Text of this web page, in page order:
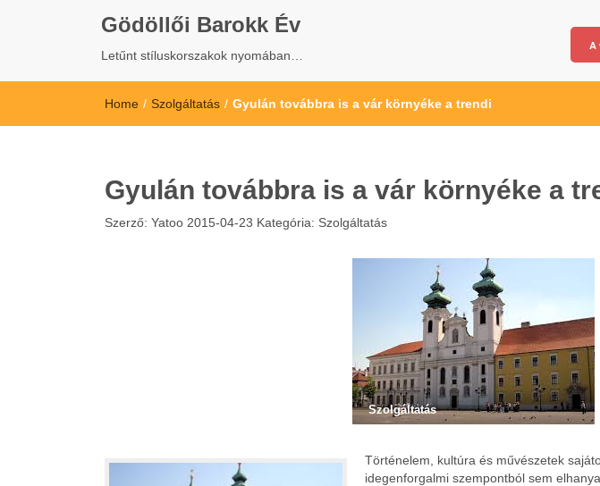
Gödöllői Barokk Év
Letűnt stíluskorszakok nyomában…
Home / Szolgáltatás / Gyulán továbbra is a vár környéke a trendi
Gyulán továbbra is a vár környéke a
Szerző: Yatoo 2015-04-23 Kategória: Szolgáltatás
Szolgáltatás
Történelem, kultúra és művészetek
idegenforgalmi szempontból sem
A